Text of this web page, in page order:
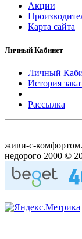
Акции
Карта сайта
Личный Кабинет
Личный
История
Рассылка
живи-с-
недорого 2000 ©